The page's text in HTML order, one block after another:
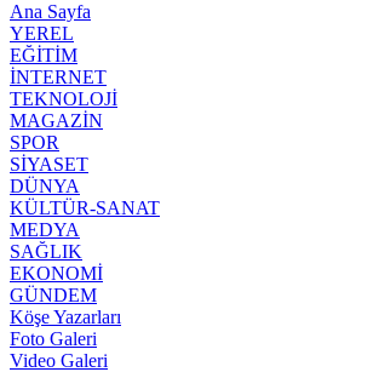
Ana Sayfa
YEREL
EĞİTİM
İNTERNET
TEKNOLOJİ
MAGAZİN
SPOR
SİYASET
DÜNYA
KÜLTÜR-SANAT
MEDYA
SAĞLIK
EKONOMİ
GÜNDEM
Köşe Yazarları
Foto Galeri
Video Galeri